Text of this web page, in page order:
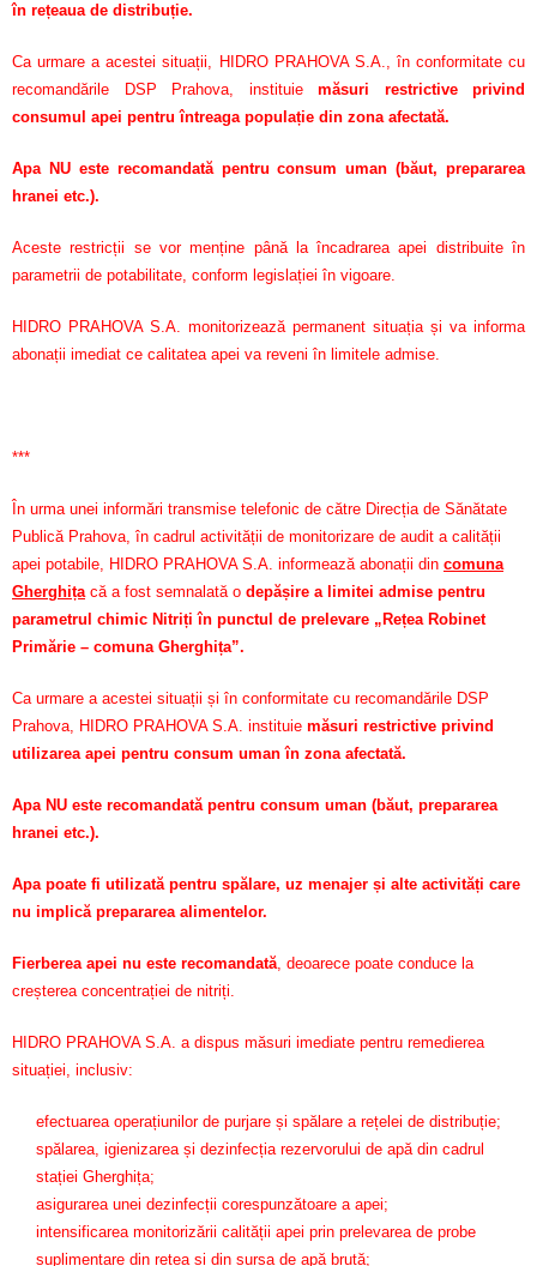
în rețeaua de distribuție.
Ca urmare a acestei situații, HIDRO PRAHOVA S.A., în conformitate cu
recomandările DSP Prahova, instituie măsuri restrictive privind
consumul apei pentru întreaga populație din zona afectată.
Apa NU este recomandată pentru consum uman (băut, prepararea
hranei etc.).
Aceste restricții se vor menține până la încadrarea apei distribuite în
parametrii de potabilitate, conform legislației în vigoare.
HIDRO PRAHOVA S.A. monitorizează permanent situația și va informa
abonații imediat ce calitatea apei va reveni în limitele admise.
***
În urma unei informări transmise telefonic de către Direcția de Sănătate
Publică Prahova, în cadrul activității de monitorizare de audit a calității
apei potabile, HIDRO PRAHOVA S.A. informează abonații din comuna
Gherghițacă a fost semnalată o depășire a limitei admise pentru
parametrul chimic Nitriți în punctul de prelevare „Rețea Robinet
Primărie – comuna Gherghița”.
Ca urmare a acestei situații și în conformitate cu recomandările DSP
Prahova, HIDRO PRAHOVA S.A. instituie măsuri restrictive privind
utilizarea apei pentru consum uman în zona afectată.
Apa NU este recomandată pentru consum uman (băut, prepararea
hranei etc.).
Apa poate fi utilizată pentru spălare, uz menajer și alte activități care
nu implică prepararea alimentelor.
Fierberea apei nu este recomandată, deoarece poate conduce la
creșterea concentrației de nitriți.
HIDRO PRAHOVA S.A. a dispus măsuri imediate pentru remedierea
situației, inclusiv:
efectuarea operațiunilor de purjare și spălare a rețelei de distribuție;
spălarea, igienizarea și dezinfecția rezervorului de apă din cadrul
stației Gherghița;
asigurarea unei dezinfecții corespunzătoare a apei;
intensificarea monitorizării calității apei prin prelevarea de probe
suplimentare din rețea și din sursa de apă brută;